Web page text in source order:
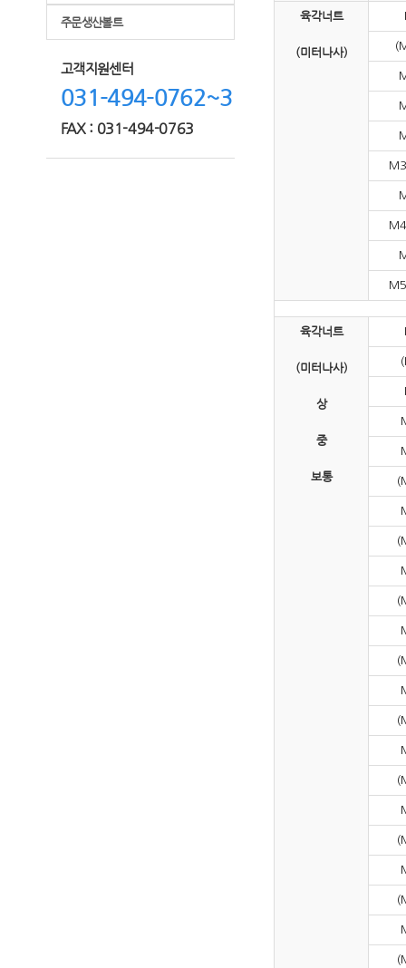
주문생산볼트
고객지원센터
031-494-0762~3
FAX : 031-494-0763
육각너트
(미터나사)
육각너트
(미터나사)
상
중
보통